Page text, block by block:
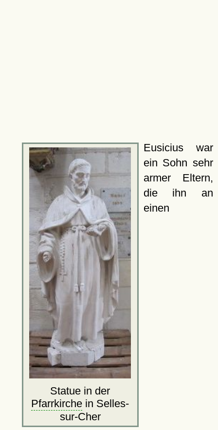
Statue in der
Pfarrkirche in Selles-
sur-Cher
Eusicius war
ein Sohn sehr
armer Eltern,
die ihn an
einen